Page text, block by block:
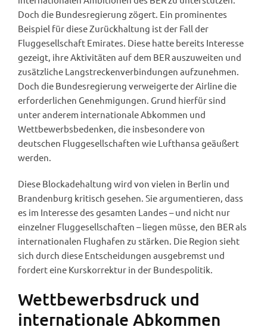
Doch die Bundesregierung zögert. Ein prominentes
Beispiel für diese Zurückhaltung ist der Fall der
Fluggesellschaft Emirates. Diese hatte bereits Interesse
gezeigt, ihre Aktivitäten auf dem BER auszuweiten und
zusätzliche Langstreckenverbindungen aufzunehmen.
Doch die Bundesregierung verweigerte der Airline die
erforderlichen Genehmigungen. Grund hierfür sind
unter anderem internationale Abkommen und
Wettbewerbsbedenken, die insbesondere von
deutschen Fluggesellschaften wie Lufthansa geäußert
werden.
Diese Blockadehaltung wird von vielen in Berlin und
Brandenburg kritisch gesehen. Sie argumentieren, dass
es im Interesse des gesamten Landes – und nicht nur
einzelner Fluggesellschaften – liegen müsse, den BER als
internationalen Flughafen zu stärken. Die Region sieht
sich durch diese Entscheidungen ausgebremst und
fordert eine Kurskorrektur in der Bundespolitik.
Wettbewerbsdruck und
internationale Abkommen